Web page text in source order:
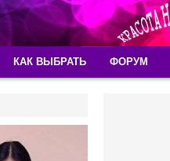
КАК ВЫБРАТЬ ФОРУМ